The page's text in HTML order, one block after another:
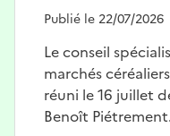
Publié le 22/07/2026
Le conseil
marchés
réuni le 16 juillet
Benoît